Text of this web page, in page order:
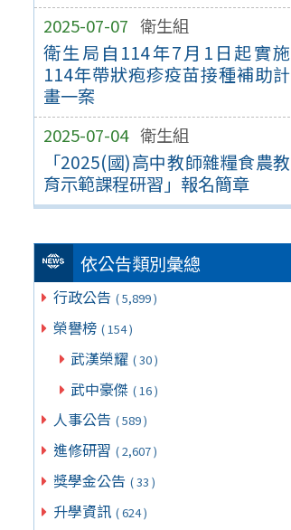
2025-07-07 衛生組
衛生局自114年7月1日起實施
114年帶狀疱疹疫苗接種補助計
畫一案
2025-07-04 衛生組
「2025(國)高中教師雜糧食農教
育示範課程研習」報名簡章
依公告類別彙總
行政公告 ( 5,899 )
榮譽榜 ( 154 )
武漢榮耀 ( 30 )
武中豪傑 ( 16 )
人事公告 ( 589 )
進修研習 ( 2,607 )
獎學金公告 ( 33 )
升學資訊 ( 624 )